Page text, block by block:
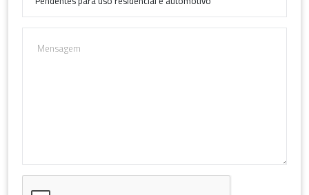
instalação: modelos que permitem engate rápido e seguro
otimizam o tempo de uso e reduzem falhas na conexão
elétrica.